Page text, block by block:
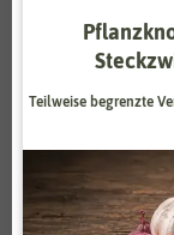
Essenziell
Externe
Weitere
Teilweise begrenzte